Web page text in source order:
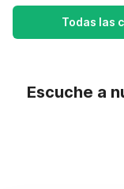
Todas las
Escuche a